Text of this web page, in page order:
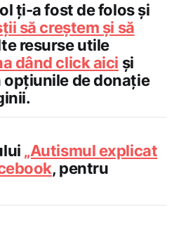
ți-a fost de folos și
să creștem și să
resurse utile
dând click aici și
opțiunile de donație
„Autismul explicat
, pentru